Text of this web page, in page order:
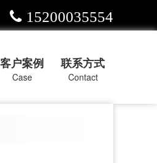
15200035554
客户案例
Case
联系方式
Contact